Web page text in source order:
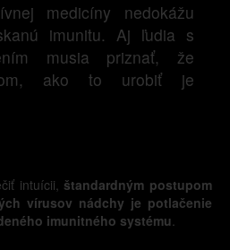
medicíny nedokážu
imunitu. Aj ľudia s
musia priznať, že
ako to urobiť je
intuícii, štandardným postupom
vírusov nádchy je potlačenie
imunitného systému.